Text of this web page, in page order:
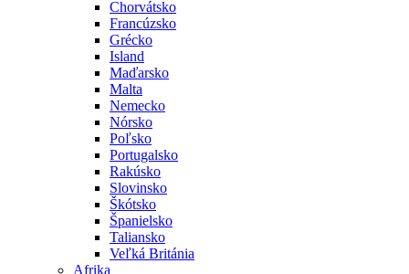
Chorvátsko
Francúzsko
Grécko
Island
Maďarsko
Malta
Nemecko
Nórsko
Poľsko
Portugalsko
Rakúsko
Slovinsko
Škótsko
Španielsko
Taliansko
Veľká Británia
Afrika